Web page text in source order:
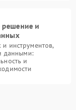
и
инструментов,
данными:
и